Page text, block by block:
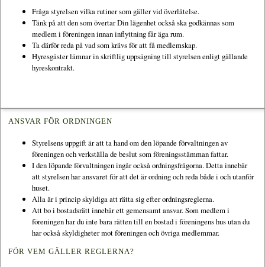
Fråga styrelsen vilka rutiner som gäller vid överlåtelse.
Tänk på att den som övertar Din lägenhet också ska godkännas som
medlem i föreningen innan inflyttning får äga rum.
Ta därför reda på vad som krävs för att få medlemskap.
Hyresgäster lämnar in skriftlig uppsägning till styrelsen enligt gällande
hyreskontrakt.
ANSVAR FÖR ORDNINGEN
Styrelsens uppgift är att ta hand om den löpande förvaltningen av
föreningen och verkställa de beslut som föreningsstämman fattar.
I den löpande förvaltningen ingår också ordningsfrågorna. Detta innebär
att styrelsen har ansvaret för att det är ordning och reda både i och utanför
huset.
Alla är i princip skyldiga att rätta sig efter ordningsreglerna.
Att bo i bostadsrätt innebär ett gemensamt ansvar. Som medlem i
föreningen har du inte bara rätten till en bostad i föreningens hus utan du
har också skyldigheter mot föreningen och övriga medlemmar.
FÖR VEM GÄLLER REGLERNA?